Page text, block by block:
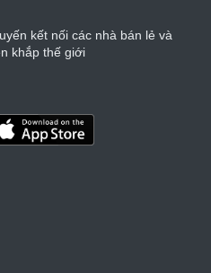
kết nối các nhà bán lẻ và
khắp thế giới